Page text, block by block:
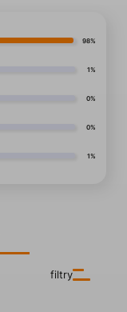
98%
1%
0%
0%
1%
filtry